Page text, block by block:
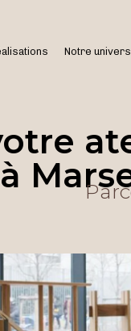
Notre univers